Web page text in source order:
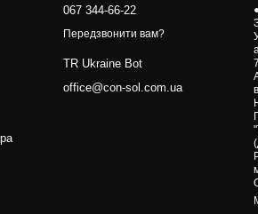
067 344-66-22
Передзвонити вам?
TR Ukraine Bot
office@con-sol.com.ua